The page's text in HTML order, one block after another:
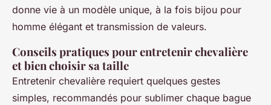
donne vie à un modèle unique, à la fois bijou pour
homme élégant et transmission de valeurs.
Conseils pratiques pour entretenir chevalière
et bien choisir sa taille
Entretenir chevalière requiert quelques gestes
simples, recommandés pour sublimer chaque bague